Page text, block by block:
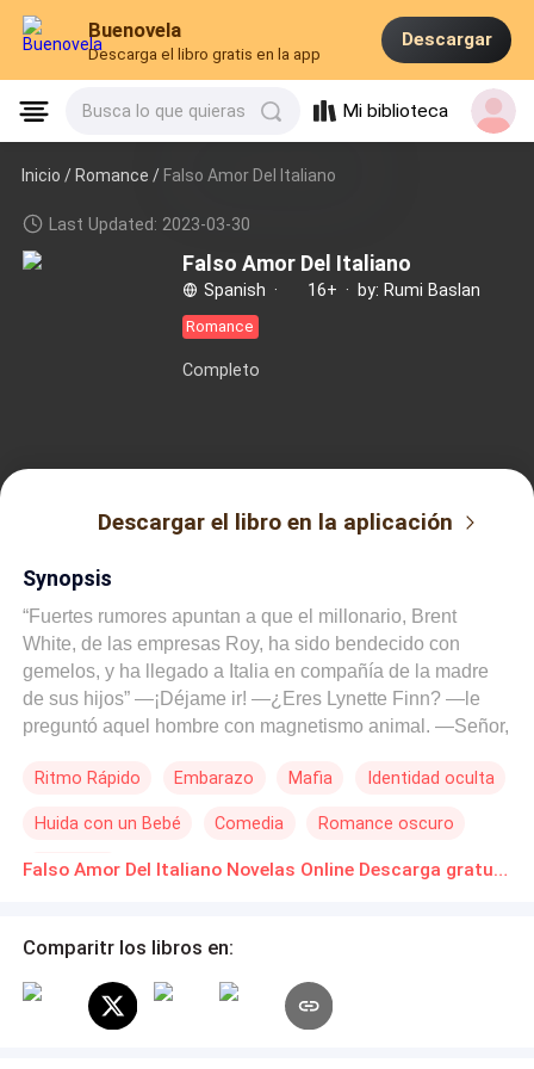
Buenovela
Descarga el libro gratis en la app
Descargar
Busca lo que quieras Mi biblioteca
Inicio /Romance / Falso Amor Del Italiano
Last Updated: 2023-03-30
Falso Amor Del Italiano
Spanish · 16+ · by: Rumi Baslan
Romance
Completo
Descargar el libro en la aplicación
Synopsis
“Fuertes rumores apuntan a que el millonario, Brent
White, de las empresas Roy, ha sido bendecido con
gemelos, y ha llegado a Italia en compañía de la madre
de sus hijos” —¡Déjame ir! —¿Eres Lynette Finn? —le
preguntó aquel hombre con magnetismo animal. —Señor,
creo. El hombre continuó acercándose a la mujer, de
levantó su barbilla con la otra. —Suélteme! tengo marido,
y se llama Alan Soto. —Fundador de Roy Company. —
en tono glacial: —El padre de tus hijos.
Ritmo Rápido Embarazo Mafia Identidad oculta
Huida con un Bebé Comedia Romance oscuro
Venganza Falso Amor Del Italiano Novelas Online Descarga gratuita de PDF
Comparitr los libros en: